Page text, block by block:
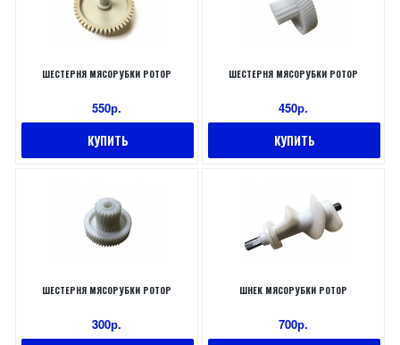
ШЕСТЕРНЯ МЯСОРУБКИ РОТОР
550р.
КУПИТЬ
ШЕСТЕРНЯ МЯСОРУБКИ РОТОР
450р.
КУПИТЬ
ШЕСТЕРНЯ МЯСОРУБКИ РОТОР
300р.
ШНЕК МЯСОРУБКИ РОТОР
700р.